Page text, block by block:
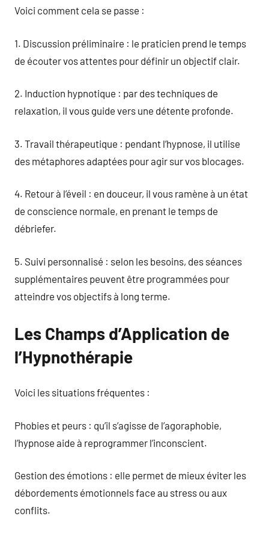
Voici comment cela se passe :
1. Discussion préliminaire : le praticien prend le temps
de écouter vos attentes pour définir un objectif clair.
2. Induction hypnotique : par des techniques de
relaxation, il vous guide vers une détente profonde.
3. Travail thérapeutique : pendant l’hypnose, il utilise
des métaphores adaptées pour agir sur vos blocages.
4. Retour à l’éveil : en douceur, il vous ramène à un état
de conscience normale, en prenant le temps de
débriefer.
5. Suivi personnalisé : selon les besoins, des séances
supplémentaires peuvent être programmées pour
atteindre vos objectifs à long terme.
Les Champs d’Application de
l’Hypnothérapie
Voici les situations fréquentes :
Phobies et peurs : qu’il s’agisse de l’agoraphobie,
l’hypnose aide à reprogrammer l’inconscient.
Gestion des émotions : elle permet de mieux éviter les
débordements émotionnels face au stress ou aux
conflits.